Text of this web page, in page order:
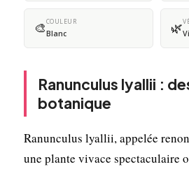
🎨COULEUR
Blanc 🌿
Ranunculus lyallii :
botanique
Ranunculus lyallii, appelée
une plante vivace spectaculaire